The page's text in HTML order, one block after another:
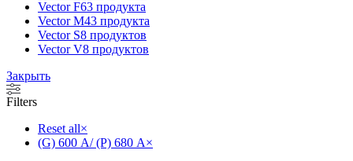
Vector F63 продукта
Vector M43 продукта
Vector S8 продуктов
Vector V8 продуктов
Закрыть
Filters
Reset all×
(G) 600 А/ (P) 680 А×